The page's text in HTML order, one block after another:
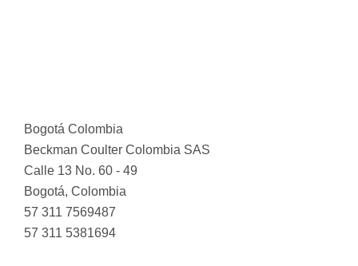
Bogotá Colombia
Beckman Coulter Colombia SAS
Calle 13 No. 60 - 49
Bogotá, Colombia
57 311 7569487
57 311 5381694